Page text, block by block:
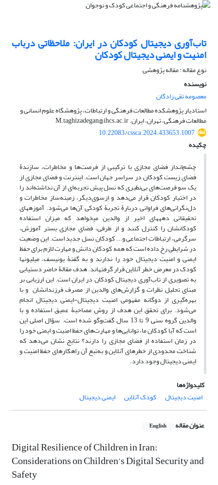
تاب‌آوری دیجیتال کودکان در ایران: ملاحظاتی درباب
امنیت و ایمنی دیجیتال کودکان
نوع مقاله : مقاله پژوهشی
نویسنده
معصومه تقی زادگان
استادیار پژوهشکده مطالعات فرهنگی و ارتباطات، پژوهشگاه علوم انسانی و
مطالعات فرهنگی، تهران، ایران. M.taghizadegan@ihcs.ac.ir
10.22083/cssca.2024.433653.1007
چکیده
چشم‌انداز فضای مجازی با ترکیبی از فرصت‌ها و مخاطرات، سازندۀ
فضای زیست کودکان در سراسر جهان است. اینترنت و فضای مجازی از
یک سو فرصت‌های بی‌نظیری که نسل پیش تجربه‌ای از آن نداشته‌اند را
در اختیار کودکان قرار می‌دهد و ازسوی‌دیگر، زمینه‌ساز مخاطرات و
دل‌نگرانی‌های فراوانی دربارۀ تجربۀ کودکی آن‌ها می‌شود. آموزه­های
تحقیقاتی دهه­های اخیر از والدین می­خواهد که میزان استفاده
کودکانشان را کنترل کنند و از طرفی، فضای مجازی بستر آموزش،
سرگرمی، ارتباطات اجتماعی و... کودکان نسل جدید است. این وضعیت
در شرایطی رخ داده است که همه کودکان دانش و مهارت لازم برای حفظ
ایمنی و امنیت دیجیتال خود را ندارند و به گفتۀ یونیسف، میلیون­ها
کودک در معرض خطر آنلاینقرار گرفته­اند. هدف مقالۀ حاضر دستیابی
به تصویری از تاب‌آوری دیجیتال کودکان در ایران است. این ارزیابی بر
مبنای تحلیل نظرات و گزارش‌های والدین از مصرف فرزندانشان و با
بهره‌گیری از دوگانه‌ مفهومی امنیت دیجیتال-ایمنی دیجیتال انجام
می‌شود. برای تحقق این هدف از روش مصاحبۀ عمیق استفاده و با
والدین گروه سنی 9 تا 13 سال گفت‌و‌گو شده است. سؤال اصلی این
است که آیا کودکان ما، توانایی‌ها و مهارت‌های حفظ امنیت و ایمنی خود را
در زمان استفاده از فضای مجازی را دارند؟ نتایج نشان می‌دهد که
شناخت محدودی از خطرهای آنلاین و به‌تبع آن راهکارهای حفظ امنیت و
ایمنی دیجیتال وجود دارد.
کلیدواژه‌ها
امنیت دیجیتال
کودک آنلاین ایمنی دیجیتال
عنوان مقاله English
Digital Resilience of Children in Iran:
Considerations on Children’s Digital Security and
Safety